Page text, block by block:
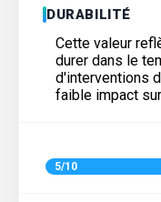
DURABILITÉ
Cette valeur
durer dans le
d'interventions
faible impact
5/10